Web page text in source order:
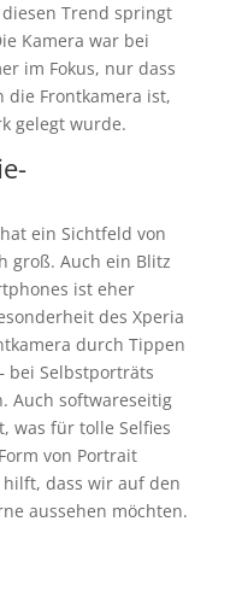
Trend springt
Kamera war bei
im Fokus, nur dass
die Frontkamera ist,
gelegt wurde.
ein Sichtfeld von
groß. Auch ein Blitz
ist eher
des Xperia
durch Tippen
bei Selbstporträts
Auch softwareseitig
was für tolle Selfies
von Portrait
dass wir auf den
aussehen möchten.